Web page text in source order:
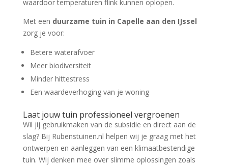
waardoor temperaturen flink kunnen oplopen.
Met een duurzame tuin in Capelle aan den IJssel
zorg je voor:
Betere waterafvoer
Meer biodiversiteit
Minder hittestress
Een waardeverhoging van je woning
Laat jouw tuin professioneel vergroenen
Wil jij gebruikmaken van de subsidie en direct aan de
slag? Bij Rubenstuinen.nl helpen wij je graag met het
ontwerpen en aanleggen van een klimaatbestendige
tuin. Wij denken mee over slimme oplossingen zoals